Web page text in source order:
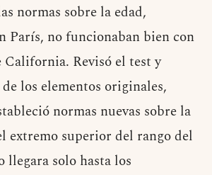
normas sobre la edad,
París, no funcionaban bien con
California. Revisó el test y
los elementos originales,
normas nuevas sobre la
extremo superior del rango del
llegara solo hasta los